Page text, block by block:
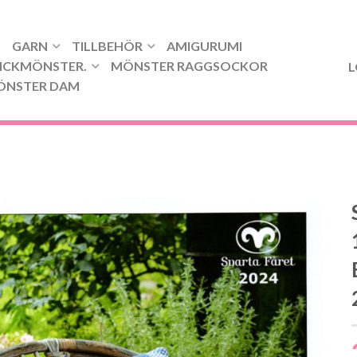
GARN TILLBEHÖR
AMIGURUMI
MÖNSTER RAGGSOCKOR
DAM